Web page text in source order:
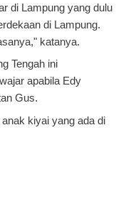
di Lampung yang dulu
di Lampung.
katanya.
Tengah ini
apabila Edy
Gus.
kiyai yang ada di